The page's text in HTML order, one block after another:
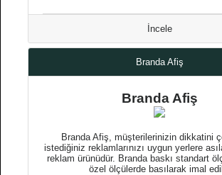
İncele
Branda Afiş
Branda Afiş
Branda Afiş, müşterilerinizin dikkatini
istediğiniz reklamlarınızı uygun yerlere
reklam ürünüdür. Branda baskı standart
özel ölçülerde basılarak imal